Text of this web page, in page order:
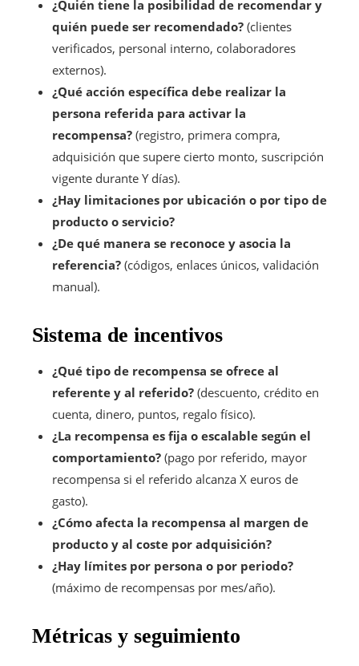
¿Quién tiene la posibilidad de recomendar y
quién puede ser recomendado? (clientes
verificados, personal interno, colaboradores
externos).
¿Qué acción específica debe realizar la
persona referida para activar la
recompensa? (registro, primera compra,
adquisición que supere cierto monto, suscripción
vigente durante Y días).
¿Hay limitaciones por ubicación o por tipo de
producto o servicio?
¿De qué manera se reconoce y asocia la
referencia? (códigos, enlaces únicos, validación
manual).
Sistema de incentivos
¿Qué tipo de recompensa se ofrece al
referente y al referido? (descuento, crédito en
cuenta, dinero, puntos, regalo físico).
¿La recompensa es fija o escalable según el
comportamiento? (pago por referido, mayor
recompensa si el referido alcanza X euros de
gasto).
¿Cómo afecta la recompensa al margen de
producto y al coste por adquisición?
¿Hay límites por persona o por periodo?
(máximo de recompensas por mes/año).
Métricas y seguimiento